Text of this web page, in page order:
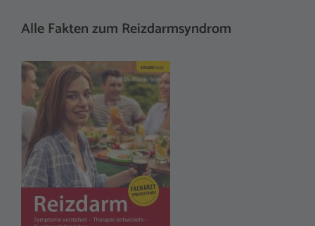
Alle Fakten zum Reizdarmsyndrom